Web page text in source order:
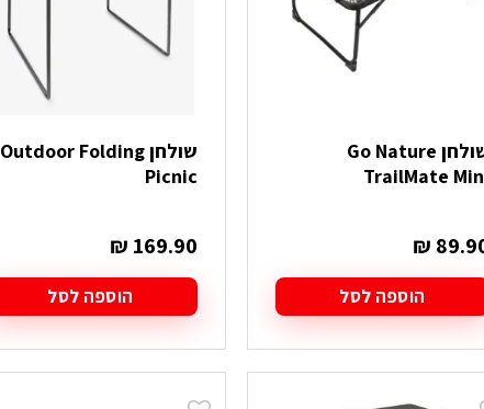
שולחן Go Nature
TrailMate
₪
הוספה לסל
שולחן Outdoor Folding
Picnic
₪ 169.90
הוספה לסל